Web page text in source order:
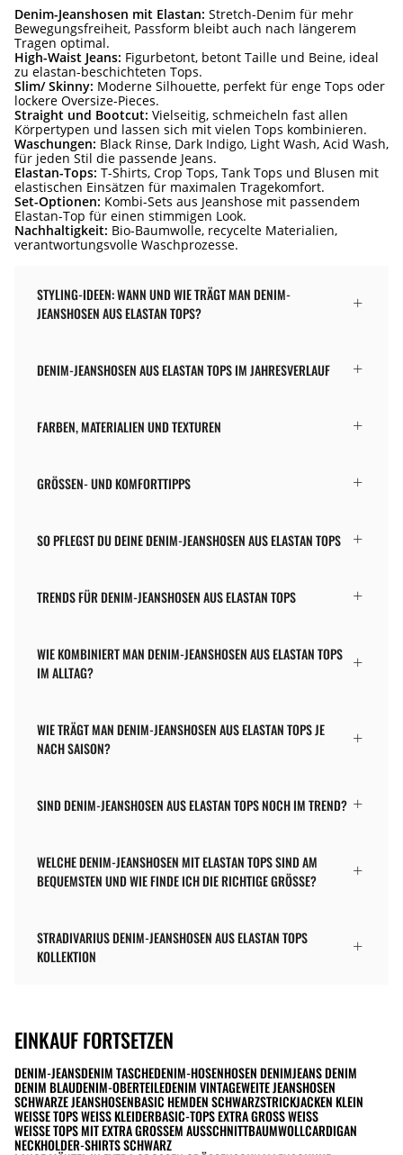
Denim-Jeanshosen mit Elastan: Stretch-Denim für mehr
Bewegungsfreiheit, Passform bleibt auch nach längerem
Tragen optimal.
High-Waist Jeans: Figurbetont, betont Taille und Beine, ideal
zu elastan-beschichteten Tops.
Slim/ Skinny: Moderne Silhouette, perfekt für enge Tops oder
lockere Oversize-Pieces.
Straight und Bootcut: Vielseitig, schmeicheln fast allen
Körpertypen und lassen sich mit vielen Tops kombinieren.
Waschungen: Black Rinse, Dark Indigo, Light Wash, Acid Wash,
für jeden Stil die passende Jeans.
Elastan-Tops: T-Shirts, Crop Tops, Tank Tops und Blusen mit
elastischen Einsätzen für maximalen Tragekomfort.
Set-Optionen: Kombi-Sets aus Jeanshose mit passendem
Elastan-Top für einen stimmigen Look.
Nachhaltigkeit: Bio-Baumwolle, recycelte Materialien,
verantwortungsvolle Waschprozesse.
STYLING-IDEEN: WANN UND WIE TRÄGT MAN DENIM-
JEANSHOSEN AUS ELASTAN TOPS?
DENIM-JEANSHOSEN AUS ELASTAN TOPS IM JAHRESVERLAUF
FARBEN, MATERIALIEN UND TEXTUREN
GRÖSSEN- UND KOMFORTTIPPS
SO PFLEGST DU DEINE DENIM-JEANSHOSEN AUS ELASTAN TOPS
TRENDS FÜR DENIM-JEANSHOSEN AUS ELASTAN TOPS
WIE KOMBINIERT MAN DENIM-JEANSHOSEN AUS ELASTAN TOPS
IM ALLTAG?
WIE TRÄGT MAN DENIM-JEANSHOSEN AUS ELASTAN TOPS JE
NACH SAISON?
SIND DENIM-JEANSHOSEN AUS ELASTAN TOPS NOCH IM TREND?
WELCHE DENIM-JEANSHOSEN MIT ELASTAN TOPS SIND AM
BEQUEMSTEN UND WIE FINDE ICH DIE RICHTIGE GRÖSSE?
STRADIVARIUS DENIM-JEANSHOSEN AUS ELASTAN TOPS
KOLLEKTION
EINKAUF FORTSETZEN
DENIM-JEANSDENIM TASCHEDENIM-HOSENHOSEN DENIMJEANS DENIM
DENIM BLAUDENIM-OBERTEILEDENIM VINTAGEWEITE JEANSHOSEN
SCHWARZE JEANSHOSENBASIC HEMDEN SCHWARZSTRICKJACKEN KLEIN
WEISSE TOPS WEISS KLEIDER BASIC-TOPS EXTRA GROSS WEISS
WEISSE TOPS MIT EXTRA GROSSEM AUSSCHNITT BAUMWOLLCARDIGAN
NECKHOLDER-SHIRTS SCHWARZ